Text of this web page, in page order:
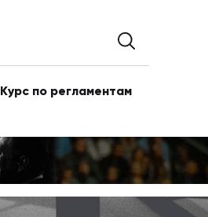
Курс по регламентам